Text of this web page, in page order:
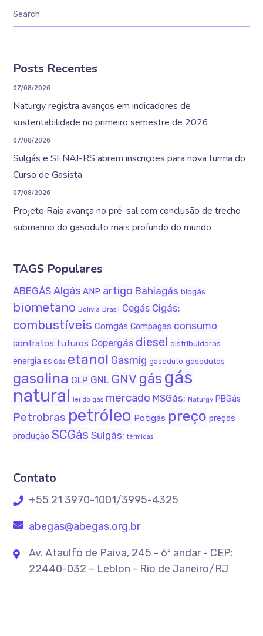
Posts Recentes
07/08/2026
Naturgy registra avanços em indicadores de
sustentabilidade no primeiro semestre de 2026
07/08/2026
Sulgás e SENAI-RS abrem inscrições para nova turma do
Curso de Gasista
07/08/2026
Projeto Raia avança no pré-sal com conclusão de trecho
submarino do gasoduto mais profundo do mundo
TAGS Populares
ABEGÁS Algás ANP artigo Bahiagás biogás
biometano Bolívia Brasil Cegás Cigás;
combustíveis Comgás Compagas consumo
contratos futuros Copergás diesel distribuidoras
energia ES Gás etanol Gasmig gasoduto gasodutos
gasolina GLP GNL GNV gás gás
natural lei do gás mercado MSGás; Naturgy PBGás
Petrobras petróleo Potigás preço preços
produção SCGás Sulgás; térmicas
Contato
+55 21 3970-1001/3995-4325
abegas@abegas.org.br
Av. Ataulfo de Paiva, 245 - 6º andar - CEP:
22440-032 – Leblon - Rio de Janeiro/RJ